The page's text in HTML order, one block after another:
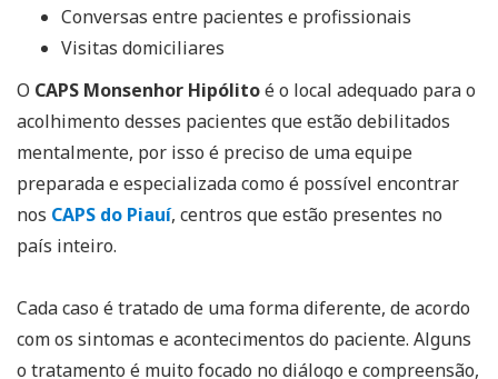
Conversas entre pacientes e profissionais
Visitas domiciliares
O CAPS Monsenhor Hipólitoé o local adequado para o
acolhimento desses pacientes que estão debilitados
mentalmente, por isso é preciso de uma equipe
preparada e especializada como é possível encontrar
nos CAPS do Piauí, centros que estão presentes no
país inteiro.
Cada caso é tratado de uma forma diferente, de acordo
com os sintomas e acontecimentos do paciente. Alguns
o tratamento é muito focado no diálogo e compreensão,